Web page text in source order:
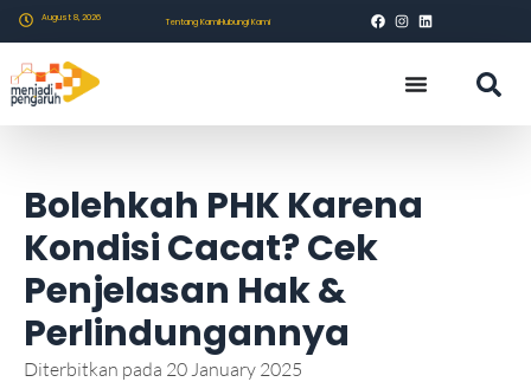
August 8, 2026 Tentang KamiHubungi Kami
Bolehkah PHK Karena
Kondisi Cacat? Cek
Penjelasan Hak &
Perlindungannya
Diterbitkan pada 20 January 2025